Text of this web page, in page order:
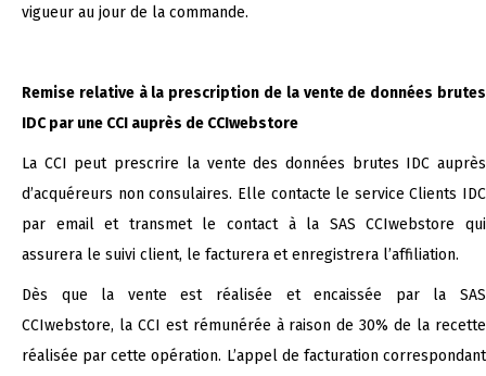
vigueur au jour de la commande.
Remise relative à la prescription de la vente de données brutes
IDC par une CCI auprès de CCIwebstore
La CCI peut prescrire la vente des données brutes IDC auprès
d’acquéreurs non consulaires. Elle contacte le service Clients IDC
par email et transmet le contact à la SAS CCIwebstore qui
assurera le suivi client, le facturera et enregistrera l’affiliation.
Dès que la vente est réalisée et encaissée par la SAS
CCIwebstore, la CCI est rémunérée à raison de 30% de la recette
réalisée par cette opération. L’appel de facturation correspondant